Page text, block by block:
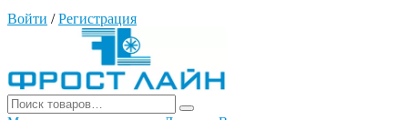
Войти / Регистрация